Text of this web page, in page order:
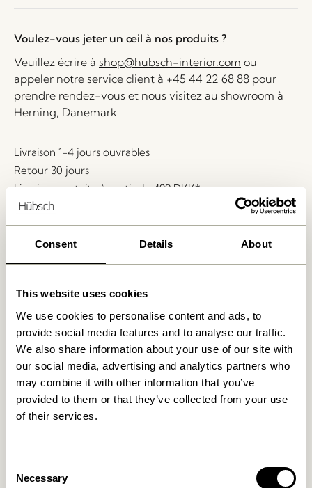
Consent Details About
This website uses cookies
We use cookies to personalise content and ads, to
provide social media features and to analyse our traffic.
We also share information about your use of our site with
our social media, advertising and analytics partners who
may combine it with other information that you’ve
provided to them or that they’ve collected from your use
of their services.
Selection
Necessary
Voulez-vous jeter un œil à nos produits ?
Veuillez écrire à shop@hubsch-interior.com ou
appeler notre service client à +45 44 22 68 88 pour
prendre rendez-vous et nous visitez au showroom à
Herning, Danemark.
Livraison 1-4 jours ouvrables
Retour 30 jours
Livraison gratuite à partir de499 DKK*
Produits similaires
pétrole (set de 2)
829,00
Khaki (set de 2)